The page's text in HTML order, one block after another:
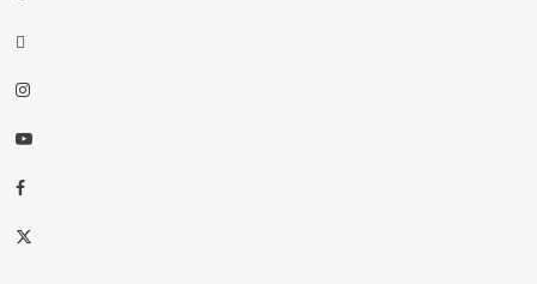
threads
Instagram
Youtube
Facebook
X